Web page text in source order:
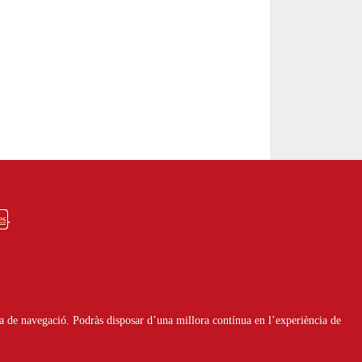
navegació. Podràs disposar d’una millora contínua en l’experiència de